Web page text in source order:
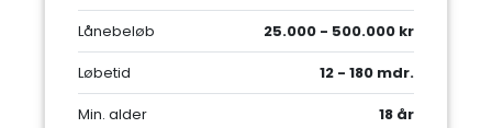
Lånebeløb
25.000 - 500.000 kr
Løbetid
12 - 180 mdr.
Min. alder
18 år